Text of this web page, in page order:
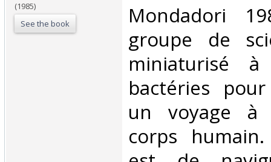
(1985)
See the book
‎Mondadori
groupe de
miniaturisé
bactéries
un voyage à
corps